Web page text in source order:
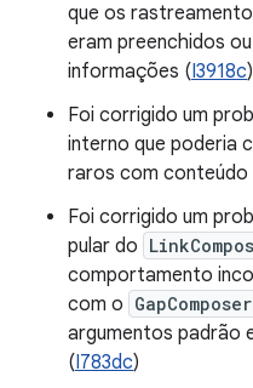
que os
eram preenchidos
informações (I3918c
Foi corrigido um
interno que poderia
raros com conteúdo
Foi corrigido um
pular do
comportamento
com o GapComposer
argumentos padrão
(I783dc)